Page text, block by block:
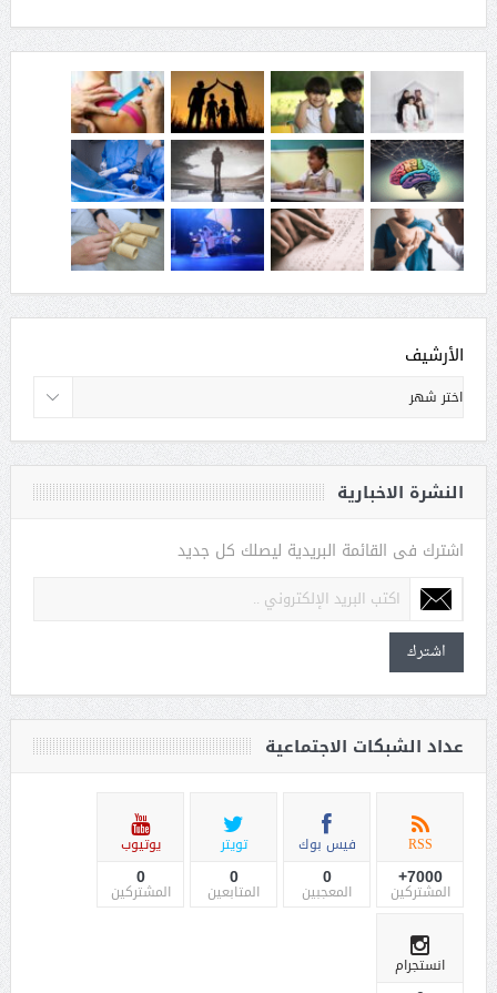
الأرشيف
النشرة الاخبارية
اشترك فى القائمة البريدية ليصلك كل جديد
اشترك
عداد الشبكات الاجتماعية
RSS
7000+
المشتركين
فيس بوك
0
المعجبين
تويتر
0
المتابعين
يوتيوب
0
المشتركين
انستجرام